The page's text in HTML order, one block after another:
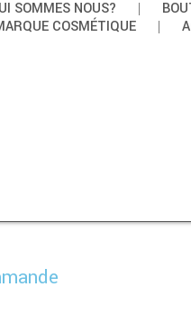
SOMMES NOUS?
COSMÉTIQUE